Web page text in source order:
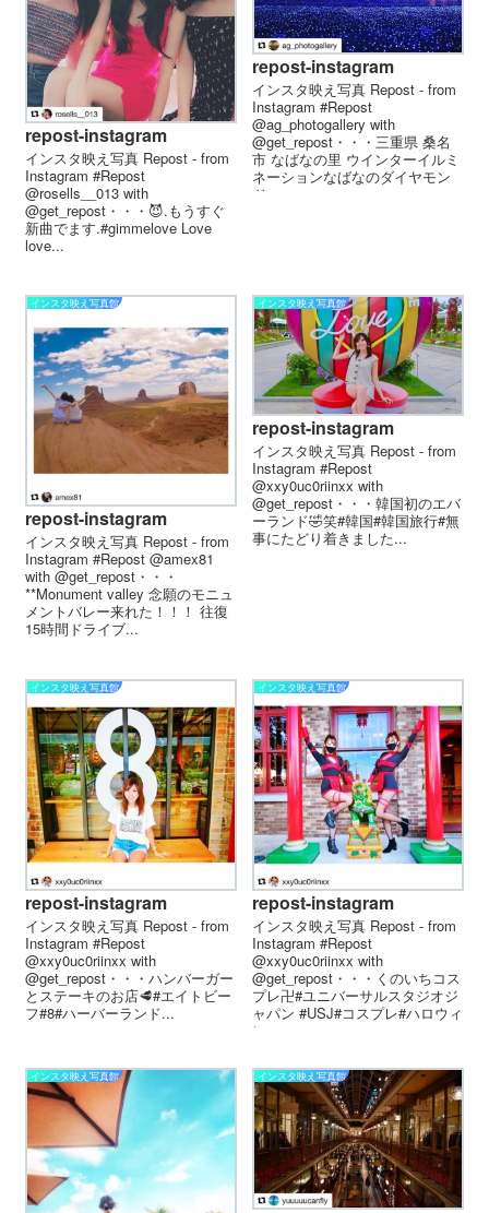
repost-instagram
インスタ映え写真 Repost - from
Instagram #Repost
@rosells__013 with
@get_repost・・・😈.もうすぐ
新曲でます.#gimmelove Love
love...
repost-instagram
インスタ映え写真 Repost - from
Instagram #Repost
@ag_photogallery with
@get_repost・・・三重県 桑名
市 なばなの里 ウインターイルミ
ネーション︎なばなのダイヤモン
ド...
インスタ映え写真館
repost-instagram
インスタ映え写真 Repost - from
Instagram #Repost @amex81
with @get_repost・・・
**Monument valley 念願のモニュ
メントバレー来れた！！！ 往復
15時間ドライブ...
インスタ映え写真館
repost-instagram
インスタ映え写真 Repost - from
Instagram #Repost
@xxy0uc0riinxx with
@get_repost・・・韓国初のエバ
ーランド🤣笑#韓国#韓国旅行#無
事にたどり着きました...
インスタ映え写真館
repost-instagram
インスタ映え写真 Repost - from
Instagram #Repost
@xxy0uc0riinxx with
@get_repost・・・ハンバーガー
とステーキのお店🥩#エイトビー
フ#8#ハーバーランド...
インスタ映え写真館
repost-instagram
インスタ映え写真 Repost - from
Instagram #Repost
@xxy0uc0riinxx with
@get_repost・・・くのいちコス
プレ卍#ユニバーサルスタジオジ
ャパン #USJ#コスプレ#ハロウィ
ン...
インスタ映え写真館 インスタ映え写真館